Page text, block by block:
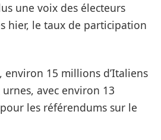
une voix des électeurs
hier, le taux de participation
environ 15 millions d’Italiens
avec environ 13
les référendums sur le